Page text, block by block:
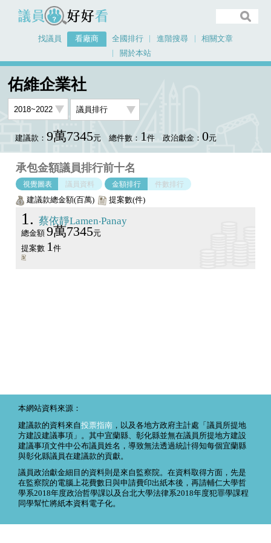
議員好好看
找議員 看廠商 全國排行 進階搜尋
相關文章
關於本站
佑維企業社
建議款： 9萬7345元 總件數： 1件 政治獻金： 0元
承包金額議員排行前十名
視覺圖表 議員資料 金額排行 件數排行
建議款總金額(百萬) 提案數(件)
1 蔡依靜Lamen‧Panay
總金額 9萬7345元
提案數 1件
本網站資料來源：
建議款的資料來自投票指南 ，以及各地方政府主計處「議員所提地
方建設建議事項」。其中宜蘭縣、彰化縣並無在議員所提地方建設
建議事項文件中公布議員姓名，導致無法透過統計得知每個宜蘭縣
與彰化縣議員在建議款的貢獻。
議員政治獻金細目的資料則是來自監察院。在資料取得方面，先是
在監察院的電腦上花費數日與申請費印出紙本後，再請輔仁大學哲
學系2018年度政治哲學課以及台北大學法律系2018年度犯罪學課程
同學幫忙將紙本資料電子化。